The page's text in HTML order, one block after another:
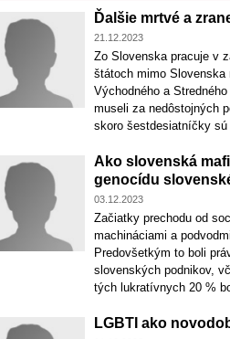
Ďalšie mrtvé a
21.12.2023
Zo Slovenska pracuje v
štátoch mimo
Východného a
museli za nedôstojných
skoro šestdesiatníčky
Ako slovenská
genocídu
03.12.2023
Začiatky prechodu od
machináciami a
Predovšetkým to boli
slovenských podnikov,
tých lukratívnych 20 %
LGBTI ako